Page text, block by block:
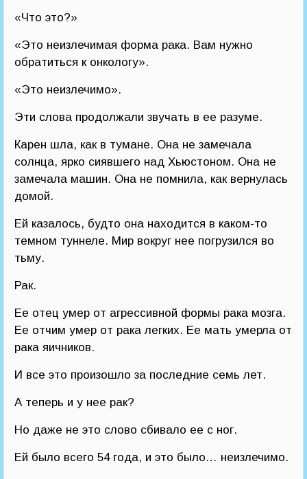
«Что это?»
«Это неизлечимая форма рака. Вам нужно
обратиться к онкологу».
«Это неизлечимо».
Эти слова продолжали звучать в ее разуме.
Карен шла, как в тумане. Она не замечала
солнца, ярко сиявшего над Хьюстоном. Она не
замечала машин. Она не помнила, как вернулась
домой.
Ей казалось, будто она находится в каком-то
темном туннеле. Мир вокруг нее погрузился во
тьму.
Рак.
Ее отец умер от агрессивной формы рака мозга.
Ее отчим умер от рака легких. Ее мать умерла от
рака яичников.
И все это произошло за последние семь лет.
А теперь и у нее рак?
Но даже не это слово сбивало ее с ног.
Ей было всего 54 года, и это было… неизлечимо.